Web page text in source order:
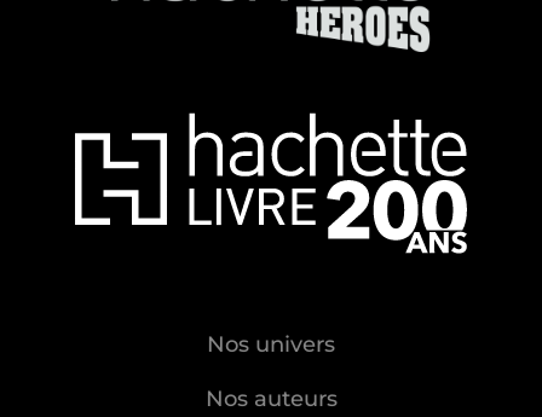
Nos univers
Nos auteurs